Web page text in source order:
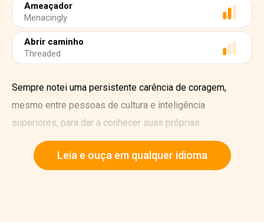
Ameaçador
Menacingly
Abrir caminho
Threaded
Sempre notei uma persistente carência de coragem,
mesmo entre pessoas de cultura e inteligência
superiores, para dar a conhecer suas próprias
experiências psicológicas quando estas têm
características estranhas. Quase todas as pessoas
Leia e ouça em qualquer idioma